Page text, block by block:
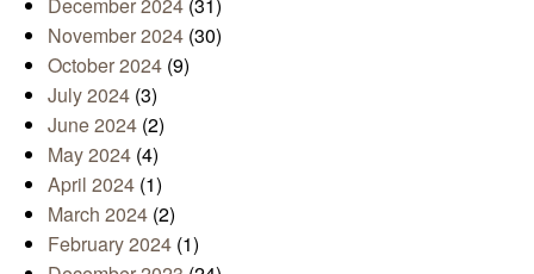
November 2024 (30)
October 2024 (9)
July 2024 (3)
June 2024 (2)
May 2024 (4)
April 2024 (1)
March 2024 (2)
February 2024 (1)